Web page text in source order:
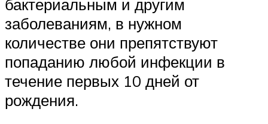
бактериальным и другим
заболеваниям, в нужном
количестве они препятствуют
попаданию любой инфекции в
течение первых 10 дней от
рождения.